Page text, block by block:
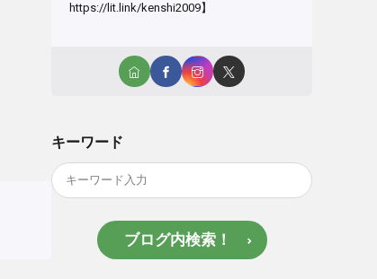
https://lit.link/kenshi2009】
キーワード
ブログ内検索！